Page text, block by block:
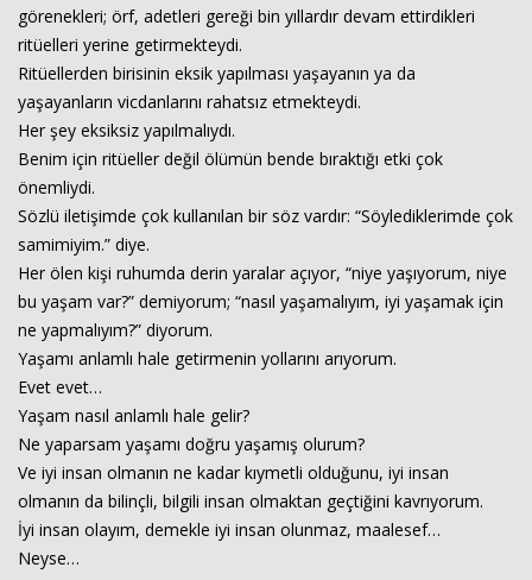
görenekleri; örf, adetleri gereği bin yıllardır devam ettirdikleri
ritüelleri yerine getirmekteydi.
Ritüellerden birisinin eksik yapılması yaşayanın ya da
yaşayanların vicdanlarını rahatsız etmekteydi.
Her şey eksiksiz yapılmalıydı.
Benim için ritüeller değil ölümün bende bıraktığı etki çok
önemliydi.
Sözlü iletişimde çok kullanılan bir söz vardır: “Söylediklerimde çok
samimiyim.” diye.
Her ölen kişi ruhumda derin yaralar açıyor, “niye yaşıyorum, niye
bu yaşam var?” demiyorum; “nasıl yaşamalıyım, iyi yaşamak için
ne yapmalıyım?” diyorum.
Yaşamı anlamlı hale getirmenin yollarını arıyorum.
Evet evet…
Yaşam nasıl anlamlı hale gelir?
Ne yaparsam yaşamı doğru yaşamış olurum?
Ve iyi insan olmanın ne kadar kıymetli olduğunu, iyi insan
olmanın da bilinçli, bilgili insan olmaktan geçtiğini kavrıyorum.
İyi insan olayım, demekle iyi insan olunmaz, maalesef…
Neyse…